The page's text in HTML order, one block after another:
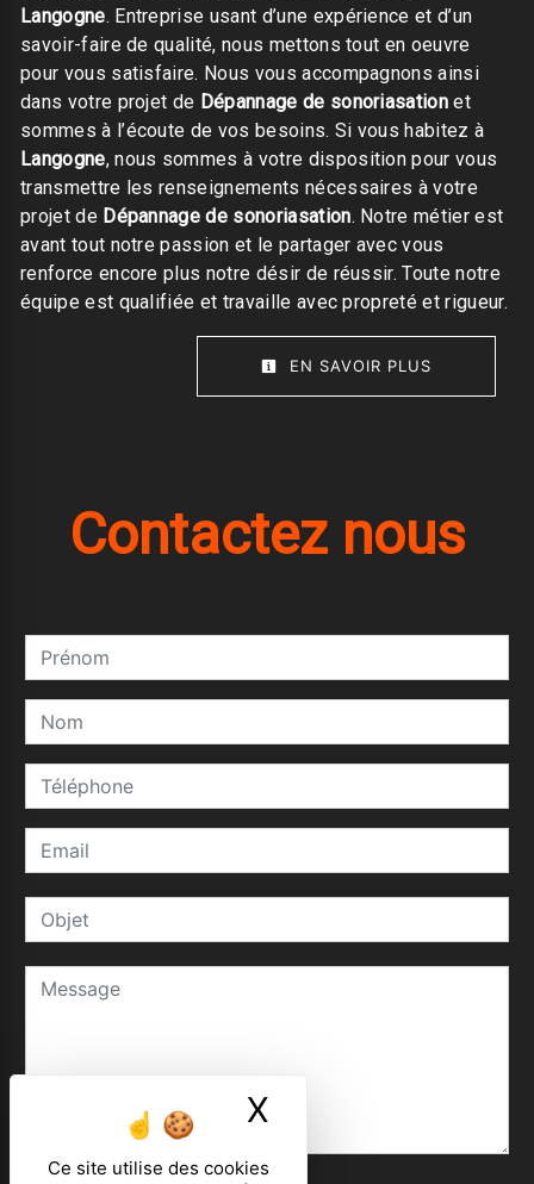
Ce site utilise des cookies
X
Langogne. Entreprise usant d’une expérience et d’un
savoir-faire de qualité, nous mettons tout en oeuvre
pour vous satisfaire. Nous vous accompagnons ainsi
dans votre projet de Dépannage de sonoriasation et
sommes à l’écoute de vos besoins. Si vous habitez à
Langogne, nous sommes à votre disposition pour vous
transmettre les renseignements nécessaires à votre
projet de Dépannage de sonoriasation. Notre métier est
avant tout notre passion et le partager avec vous
renforce encore plus notre désir de réussir. Toute notre
équipe est qualifiée et travaille avec propreté et rigueur.
EN SAVOIR PLUS
Contactez nous